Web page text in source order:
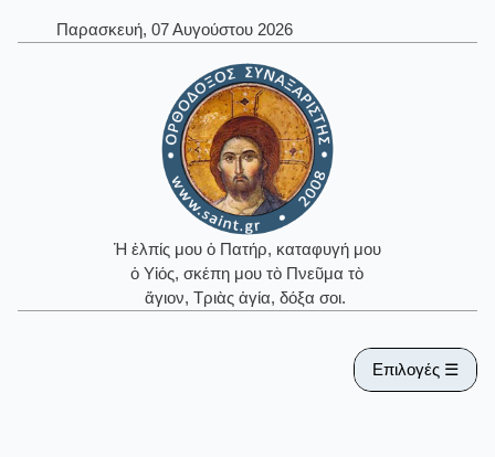
Παρασκευή, 07 Αυγούστου 2026
Ἡ ἐλπίς μου ὁ Πατήρ, καταφυγή μου
ὁ Υἱός, σκέπη μου τὸ Πνεῦμα τὸ
ἅγιον, Τριὰς ἁγία, δόξα σοι.
Επιλογές ☰